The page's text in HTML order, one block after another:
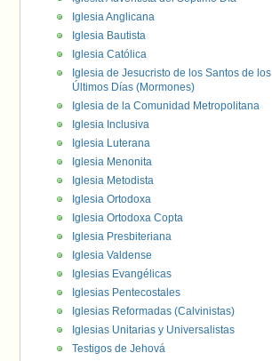
Iglesia Anglicana
Iglesia Bautista
Iglesia Católica
Iglesia de Jesucristo de los Santos de los
Últimos Días (Mormones)
Iglesia de la Comunidad Metropolitana
Iglesia Inclusiva
Iglesia Luterana
Iglesia Menonita
Iglesia Metodista
Iglesia Ortodoxa
Iglesia Ortodoxa Copta
Iglesia Presbiteriana
Iglesia Valdense
Iglesias Evangélicas
Iglesias Pentecostales
Iglesias Reformadas (Calvinistas)
Iglesias Unitarias y Universalistas
Testigos de Jehová